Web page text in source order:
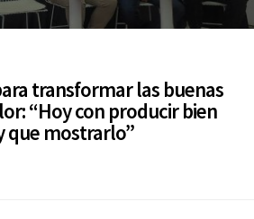
transformar las buenas
“Hoy con producir bien
que mostrarlo”